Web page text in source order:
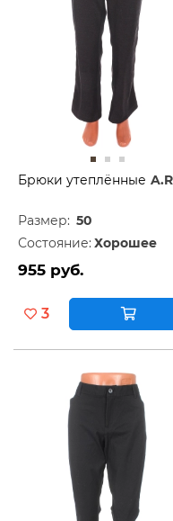
Брюки утеплённые
Размер: 50
Состояние: Хорошее
955 руб.
3